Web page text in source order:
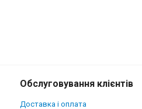
Обслуговування клієнтів
Доставка і оплата